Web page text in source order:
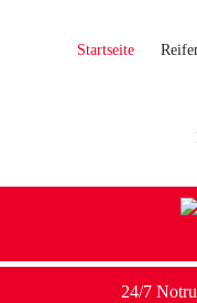
Startseite
24/7